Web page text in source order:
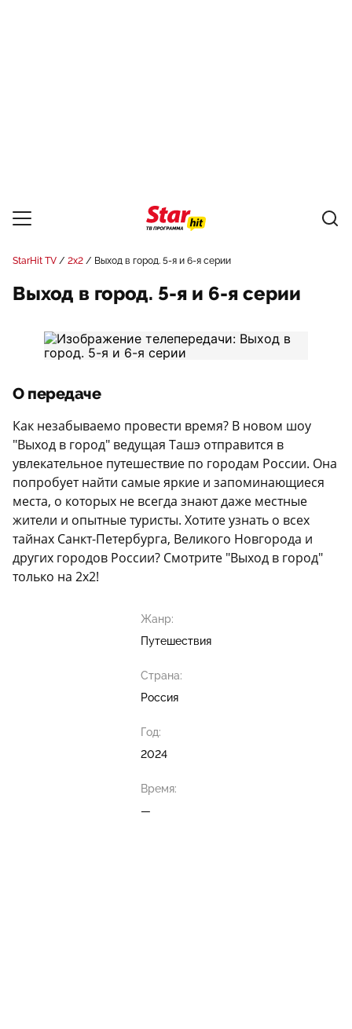
StarHit TV 2x2 Выход в город. 5-я и 6-я серии
Выход в город. 5-я и 6-я серии
О передаче
Как незабываемо провести время? В новом шоу
"Выход в город" ведущая Ташэ отправится в
увлекательное путешествие по городам России. Она
попробует найти самые яркие и запоминающиеся
места, о которых не всегда знают даже местные
жители и опытные туристы. Хотите узнать о всех
тайнах Санкт-Петербурга, Великого Новгорода и
других городов России? Смотрите "Выход в город"
только на 2х2!
Жанр:
Путешествия
Страна:
Россия
Год:
2024
Время:
—